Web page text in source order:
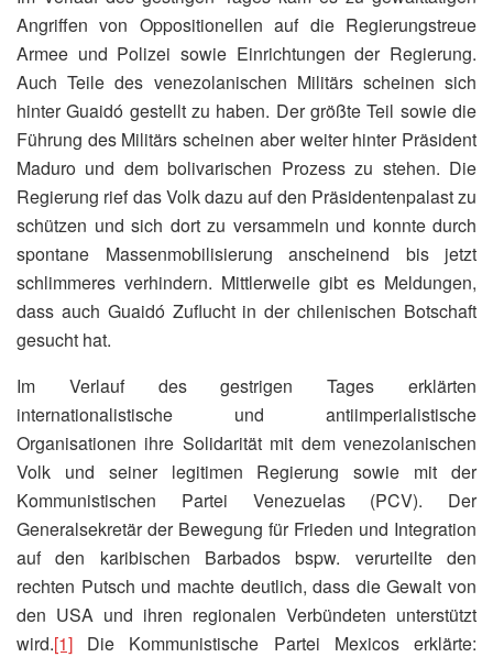
Angriffen von Oppositionellen auf die Regierungstreue
Armee und Polizei sowie Einrichtungen der Regierung.
Auch Teile des venezolanischen Militärs scheinen sich
hinter Guaidó gestellt zu haben. Der größte Teil sowie die
Führung des Militärs scheinen aber weiter hinter Präsident
Maduro und dem bolivarischen Prozess zu stehen. Die
Regierung rief das Volk dazu auf den Präsidentenpalast zu
schützen und sich dort zu versammeln und konnte durch
spontane Massenmobilisierung anscheinend bis jetzt
schlimmeres verhindern. Mittlerweile gibt es Meldungen,
dass auch Guaidó Zuflucht in der chilenischen Botschaft
gesucht hat.
Im Verlauf des gestrigen Tages erklärten
internationalistische und antiimperialistische
Organisationen ihre Solidarität mit dem venezolanischen
Volk und seiner legitimen Regierung sowie mit der
Kommunistischen Partei Venezuelas (PCV). Der
Generalsekretär der Bewegung für Frieden und Integration
auf den karibischen Barbados bspw. verurteilte den
rechten Putsch und machte deutlich, dass die Gewalt von
den USA und ihren regionalen Verbündeten unterstützt
wird.[1] Die Kommunistische Partei Mexicos erklärte: